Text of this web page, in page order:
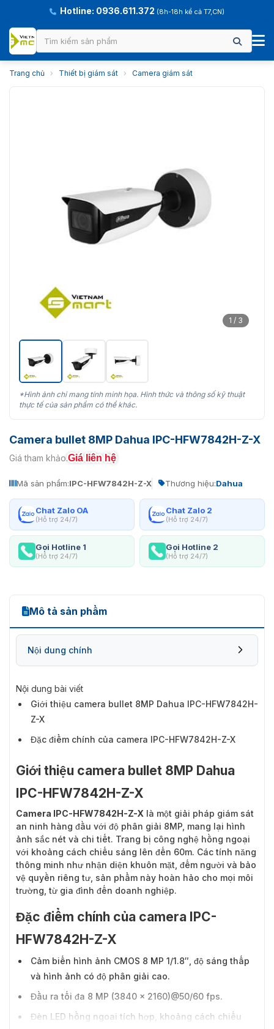
Hotline: 0936.611.372 (8h-18h kể cả T7,CN)
Trang chủ › Thiết bị giám sát › Camera giám sát
1 / 3
*Hình ảnh chỉ mang tính minh họa. Hình thức và thông số kỹ thuật
thực tế của sản phẩm có thể khác.
Camera bullet 8MP Dahua IPC-HFW7842H-Z-X
Giá tham khảo:Giá liên hệ
Mã sản phẩm:IPC-HFW7842H-Z-X Thương hiệu:Dahua
Chat Zalo OA
(Hỗ trợ 24/7)
Chat Zalo 2
(Hỗ trợ 24/7)
Gọi Hotline 1
(Hỗ trợ 24/7)
Gọi Hotline 2
(Hỗ trợ 24/7)
Mô tả sản phẩm
Nội dung chính
Nội dung bài viết
Giới thiệu camera bullet 8MP Dahua IPC-HFW7842H-
Z-X
Đặc điểm chính của camera IPC-HFW7842H-Z-X
Giới thiệu camera bullet 8MP Dahua
IPC-HFW7842H-Z-X
Camera IPC-HFW7842H-Z-X là một giải pháp giám sát
an ninh hàng đầu với độ phân giải 8MP, mang lại hình
ảnh sắc nét và chi tiết. Trang bị công nghệ hồng ngoại
với khoảng cách chiếu sáng lên đến 60m. Các tính năng
thông minh như nhận diện khuôn mặt, đếm người và bảo
vệ quyền riêng tư, sản phẩm này hoàn hảo cho mọi môi
trường, từ gia đình đến doanh nghiệp.
Đặc điểm chính của camera IPC-
HFW7842H-Z-X
Cảm biến hình ảnh CMOS 8 MP 1/1.8″, độ sáng thấp
và hình ảnh có độ phân giải cao.
Đầu ra tối đa 8 MP (3840 × 2160)@50/60 fps.
Đèn LED hồng ngoại tích hợp, khoảng cách chiếu